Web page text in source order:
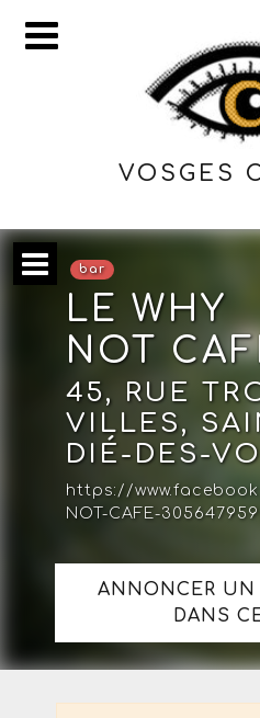
VOSGES
bar
LE WHY
NOT
45, RUE
VILLES,
DIÉ-DES-
https://
NOT-CAFE-
ANNONCER
DANS